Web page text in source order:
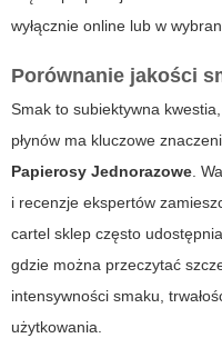
wyłącznie online lub w
Porównanie jakości
Smak to subiektywna
płynów ma kluczowe
Papierosy Jednorazowe.
i recenzje ekspertów
cartel sklep często
gdzie można przeczytać
intensywności smaku,
użytkowania.